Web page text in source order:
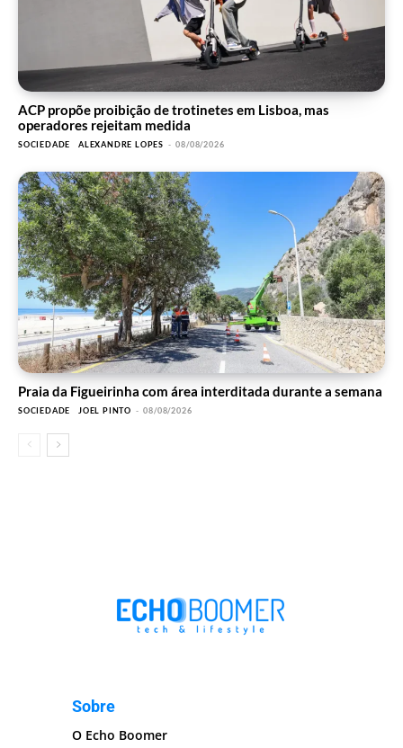
ACP propõe proibição de trotinetes em Lisboa, mas
operadores rejeitam medida
SOCIEDADE ALEXANDRE LOPES - 08/08/2026
Praia da Figueirinha com área interditada durante a semana
SOCIEDADE JOEL PINTO - 08/08/2026
Sobre
O Echo Boomer